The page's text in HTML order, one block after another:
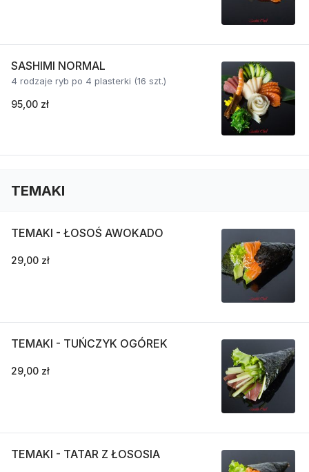
SASHIMI NORMAL
4 rodzaje ryb po 4 plasterki (16 szt.)
95,00 zł
TEMAKI
TEMAKI - ŁOSOŚ AWOKADO
29,00 zł
TEMAKI - TUŃCZYK OGÓREK
29,00 zł
TEMAKI - TATAR Z ŁOSOSIA